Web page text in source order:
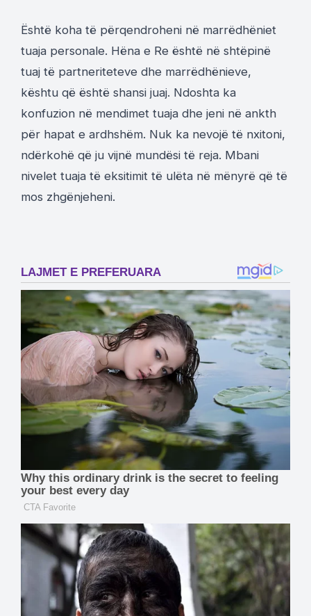
Është koha të përqendroheni në marrëdhëniet
tuaja personale. Hëna e Re është në shtëpinë
tuaj të partneriteteve dhe marrëdhënieve,
kështu që është shansi juaj. Ndoshta ka
konfuzion në mendimet tuaja dhe jeni në ankth
për hapat e ardhshëm. Nuk ka nevojë të nxitoni,
ndërkohë që ju vijnë mundësi të reja. Mbani
nivelet tuaja të eksitimit të ulëta në mënyrë që të
mos zhgënjeheni.